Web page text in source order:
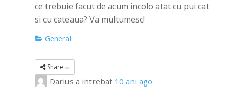
ce trebuie facut de acum incolo atat cu pui cat
si cu cateaua? Va multumesc!
General
Share
Darius a intrebat 10 ani ago